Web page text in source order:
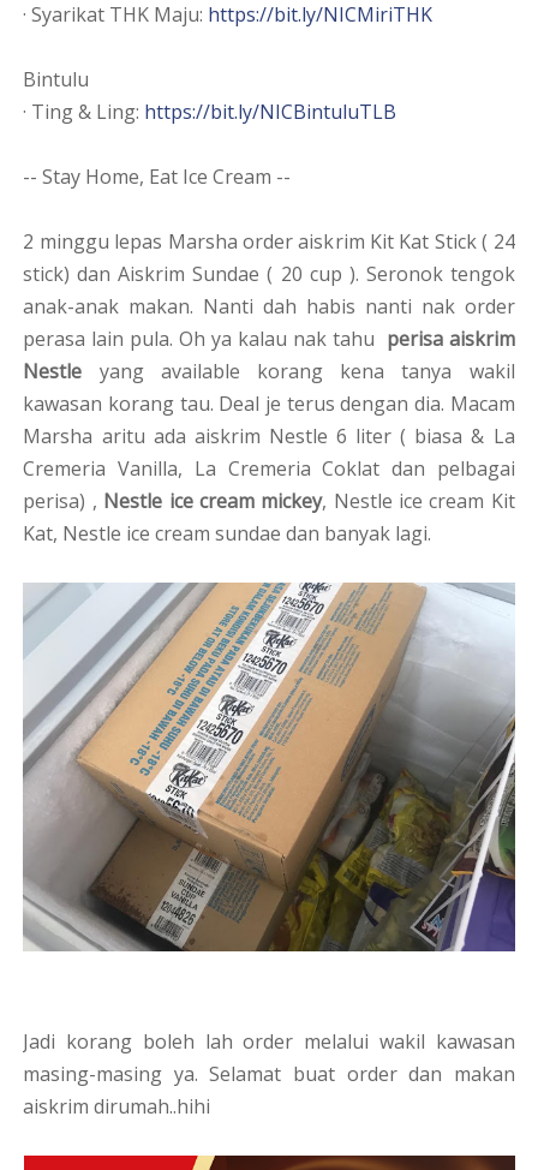
· Syarikat THK Maju: https://bit.ly/NICMiriTHK
Bintulu
· Ting & Ling: https://bit.ly/NICBintuluTLB
-- Stay Home, Eat Ice Cream --
2 minggu lepas Marsha order aiskrim Kit Kat Stick ( 24
stick) dan Aiskrim Sundae ( 20 cup ). Seronok tengok
anak-anak makan. Nanti dah habis nanti nak order
perasa lain pula. Oh ya kalau nak tahu perisa aiskrim
Nestle yang available korang kena tanya wakil
kawasan korang tau. Deal je terus dengan dia. Macam
Marsha aritu ada aiskrim Nestle 6 liter ( biasa & La
Cremeria Vanilla, La Cremeria Coklat dan pelbagai
perisa) , Nestle ice cream mickey, Nestle ice cream Kit
Kat, Nestle ice cream sundae dan banyak lagi.
Jadi korang boleh lah order melalui wakil kawasan
masing-masing ya. Selamat buat order dan makan
aiskrim dirumah..hihi